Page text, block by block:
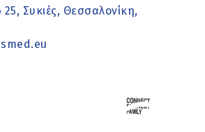
Συκιές, Θεσσαλονίκη,